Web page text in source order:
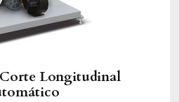
Longitudinal